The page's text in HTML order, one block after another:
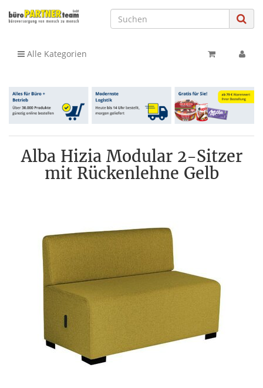
Alle Kategorien
Alba Hizia Modular 2-Sitzer
mit Rückenlehne Gelb